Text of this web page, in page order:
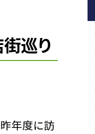
巡り
年度に訪